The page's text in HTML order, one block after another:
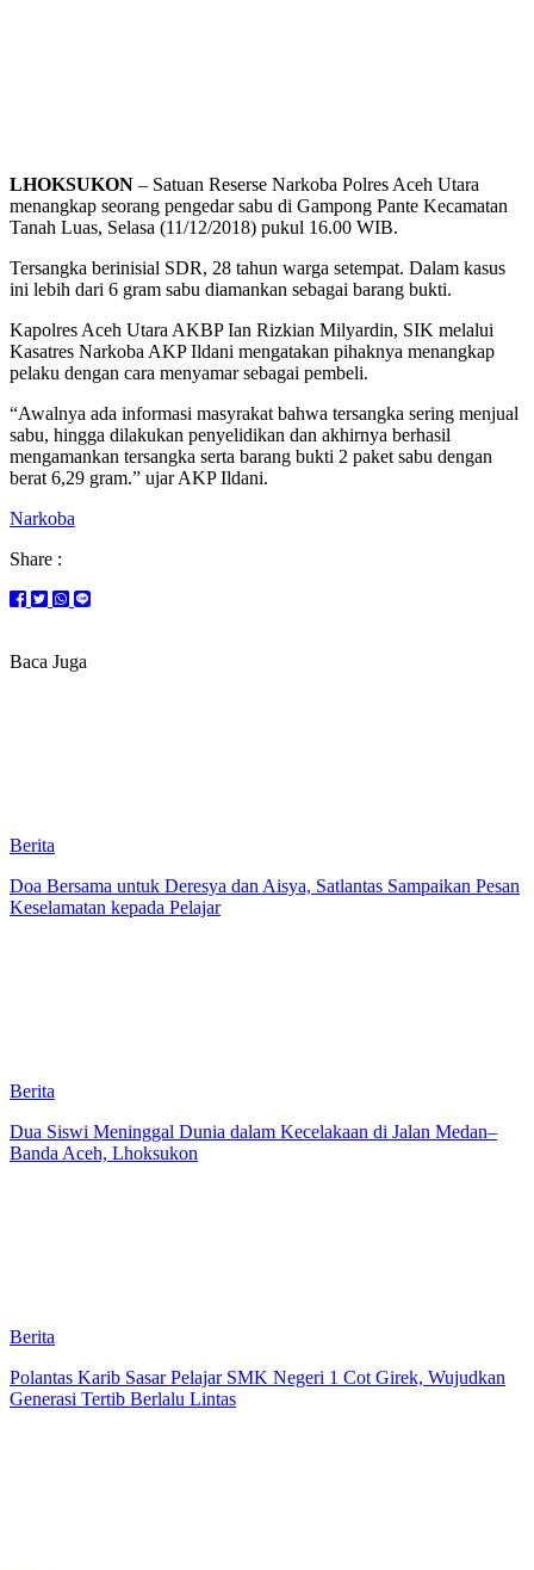
LHOKSUKON – Satuan Reserse Narkoba Polres Aceh Utara
menangkap seorang pengedar sabu di Gampong Pante Kecamatan
Tanah Luas, Selasa (11/12/2018) pukul 16.00 WIB.
Tersangka berinisial SDR, 28 tahun warga setempat. Dalam kasus
ini lebih dari 6 gram sabu diamankan sebagai barang bukti.
Kapolres Aceh Utara AKBP Ian Rizkian Milyardin, SIK melalui
Kasatres Narkoba AKP Ildani mengatakan pihaknya menangkap
pelaku dengan cara menyamar sebagai pembeli.
“Awalnya ada informasi masyrakat bahwa tersangka sering menjual
sabu, hingga dilakukan penyelidikan dan akhirnya berhasil
mengamankan tersangka serta barang bukti 2 paket sabu dengan
berat 6,29 gram.” ujar AKP Ildani.
Narkoba
Share :
Baca Juga
Berita
Doa Bersama untuk Deresya dan Aisya, Satlantas Sampaikan Pesan
Keselamatan kepada Pelajar
Berita
Dua Siswi Meninggal Dunia dalam Kecelakaan di Jalan Medan–
Banda Aceh, Lhoksukon
Berita
Polantas Karib Sasar Pelajar SMK Negeri 1 Cot Girek, Wujudkan
Generasi Tertib Berlalu Lintas